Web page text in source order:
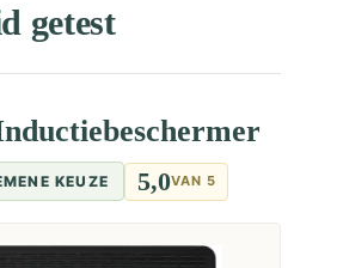
getest
KEUZE 5,0VAN 5